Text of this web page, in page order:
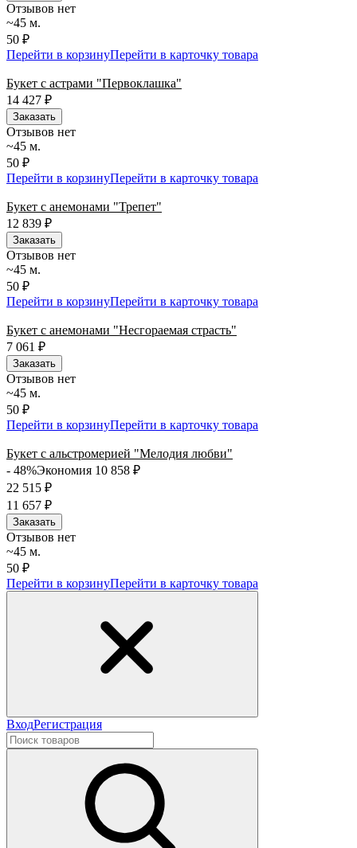
Отзывов нет
~45 м.
50 ₽
Перейти в корзинуПерейти в карточку товара
Букет с астрами "Первоклашка"
14 427 ₽
Заказать
Отзывов нет
~45 м.
50 ₽
Перейти в корзинуПерейти в карточку товара
Букет с анемонами "Трепет"
12 839 ₽
Заказать
Отзывов нет
~45 м.
50 ₽
Перейти в корзинуПерейти в карточку товара
Букет с анемонами "Несгораемая страсть"
7 061
₽
Заказать
Отзывов нет
~45 м.
50 ₽
Перейти в корзинуПерейти в карточку товара
Букет с альстромерией "Мелодия любви"
- 48%Экономия 10 858 ₽
22 515 ₽
11 657 ₽
Заказать
Отзывов нет
~45 м.
50 ₽
Перейти в корзинуПерейти в карточку товара
ВходРегистрация